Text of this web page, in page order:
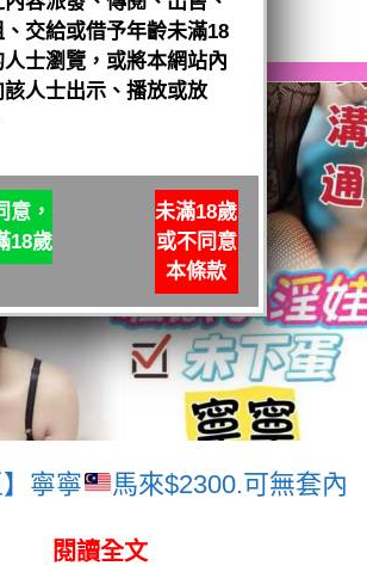
閱讀全文
寧寧
馬來$2300.可無套內
閱讀全文
、交給或借予年齡未滿18
人士瀏覽，或將本網站內
該人士出示、播放或放
意，
18歲
未滿18歲
或不同意
本條款